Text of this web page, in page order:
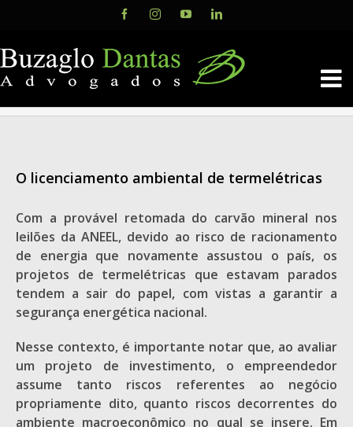
content
FacebookInstagramYouTubeLinkedIn
O licenciamento ambiental de termelétricas
Com a provável retomada do carvão mineral nos
leilões da ANEEL, devido ao risco de racionamento
de energia que novamente assustou o país, os
projetos de termelétricas que estavam parados
tendem a sair do papel, com vistas a garantir a
segurança energética nacional.
Nesse contexto, é importante notar que, ao avaliar
um projeto de investimento, o empreendedor
assume tanto riscos referentes ao negócio
propriamente dito, quanto riscos decorrentes do
ambiente macroeconômico no qual se insere. Em